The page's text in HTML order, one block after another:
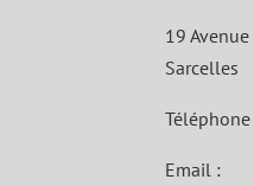
19
Sarcelles
Téléphone
Email :